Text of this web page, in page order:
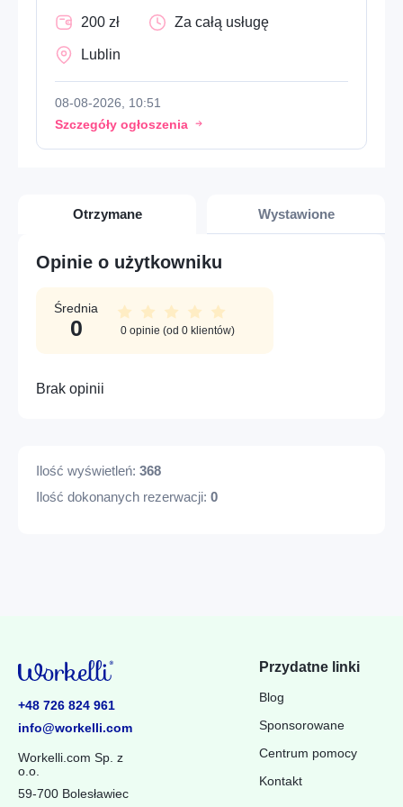
Profesje – Konsulting i usługi profesjonalne
Profesje – Usługi administracyjne i wsparcie
Cyfrowe – Marketing, social media i treści
Wolny czas – Hobby, kreatywność i wydarzenia
Różne – Inne usługi
Cyfrowe – IT i technologia
prywatne
200 zł Za całą usługę
Lublin
08-08-2026, 10:51
Szczegóły ogłoszenia
Otrzymane Wystawione
Opinie o użytkowniku
Średnia
0 0 opinie (od 0 klientów)
Brak opinii
Ilość wyświetleń: 368
Ilość dokonanych rezerwacji: 0
+48 726 824 961
info@workelli.com
Workelli.com Sp. z
o.o.
59-700 Bolesławiec
Przydatne linki
Blog
Sponsorowane
Centrum pomocy
Kontakt